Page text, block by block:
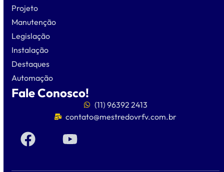
Projeto
Manutenção
Legislação
Instalação
Destaques
Automação
Fale Conosco!
(11) 96392 2413
contato@mestredovrfv.com.br